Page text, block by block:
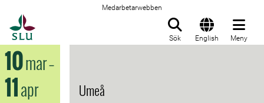
Medarbetarwebben
Sök English Meny
10mar–
11apr Umeå